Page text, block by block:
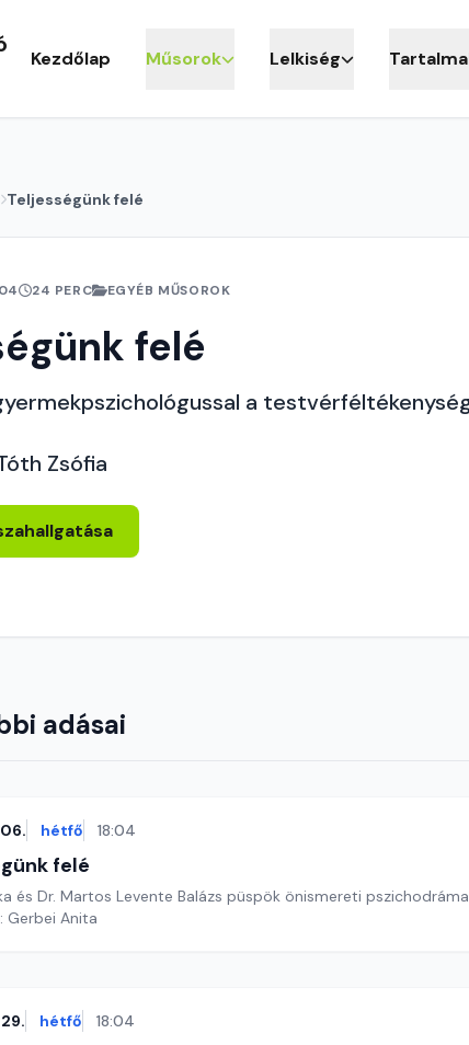
Kezdőlap Műsorok Lelkiség
Teljességünk felé
24 PERC EGYÉB MŰSOROK
felé
a
Zsófia
adásai
hétfő 18:04
felé
és Dr. Martos Levente Balázs püspök önismereti
Gerbei Anita
hétfő 18:04